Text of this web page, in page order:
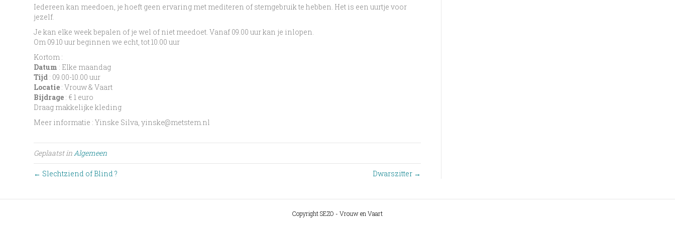
Iedereen kan meedoen, je hoeft geen ervaring met mediteren of stemgebruik te hebben. Het is een uurtje voor
jezelf.
Je kan elke week bepalen of je wel of niet meedoet. Vanaf 09.00 uur kan je inlopen.
Om 09.10 uur beginnen we echt, tot 10.00 uur
Kortom :
Datum : Elke maandag
Tijd : 09.00-10.00 uur
Locatie : Vrouw & Vaart
Bijdrage : € 1 euro
Draag makkelijke kleding
Meer informatie : Yinske Silva, yinske@metstem.nl
Geplaatst inAlgemeen
← Slechtziend of Blind ? Dwarszitter →
Copyright SEZO - Vrouw en Vaart